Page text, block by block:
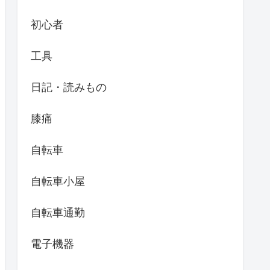
初心者
工具
日記・読みもの
膝痛
自転車
自転車小屋
自転車通勤
電子機器